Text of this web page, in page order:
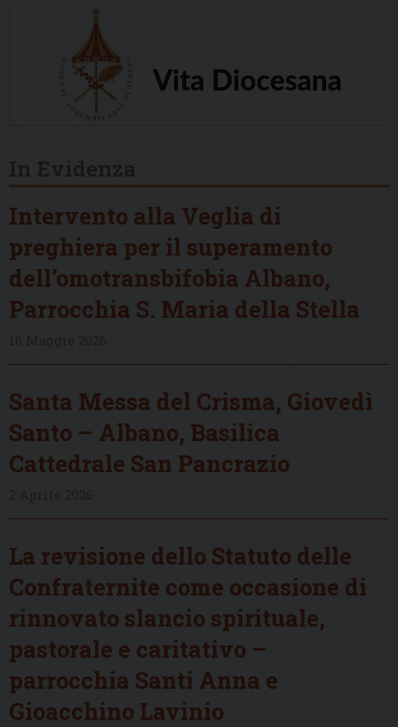
Intervento alla Veglia di
preghiera per il superamento
dell’omotransbifobia Albano,
Parrocchia S. Maria della Stella
Santa Messa del Crisma, Giovedì
Santo – Albano, Basilica
Cattedrale San Pancrazio
La revisione dello Statuto delle
Confraternite come occasione di
rinnovato slancio spirituale,
pastorale e caritativo –
parrocchia Santi Anna e
Gioacchino Lavinio